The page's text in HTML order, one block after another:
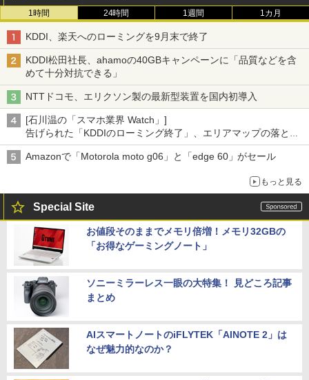
1時間 24時間 1週間 1カ月
KDDI、楽天へのローミングを9月末で終了
KDDI松田社長、ahamoの40GBキャンペーンに「品質などを含
めて十分対抗できる」
NTTドコモ、エリクソン製の最新型装置を国内初導入
[石川温の「スマホ業界 Watch」]
告げられた「KDDIのローミング終了」、エリアマップの落とし
穴と楽天モバイルの課題
Amazonで「Motorola moto g06」と「edge 60」がセール
もっと見る
Special Site
お値段そのままでメモリ倍増！メモリ32GBの
「お得なゲーミングノート」
ソニーミラーレス一眼の大特集！ 見どころ記事
まとめ
AIスマートノートのiFLYTEK「AINOTE 2」は
なぜ魅力的なのか？